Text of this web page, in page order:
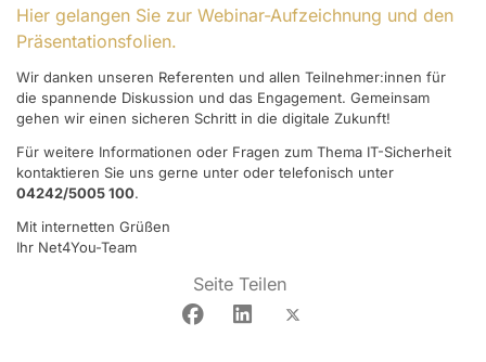
Hier gelangen Sie zur Webinar-Aufzeichnung und den
Präsentationsfolien.
Wir danken unseren Referenten und allen Teilnehmer:innen für
die spannende Diskussion und das Engagement. Gemeinsam
gehen wir einen sicheren Schritt in die digitale Zukunft!
Für weitere Informationen oder Fragen zum Thema IT-Sicherheit
kontaktieren Sie uns gerne unter oder telefonisch unter
04242/5005 100.
Mit internetten Grüßen
Ihr Net4You-Team
Seite Teilen